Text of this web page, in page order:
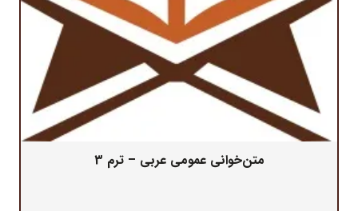
متن‌خوانی عمومی عربی – ترم 3